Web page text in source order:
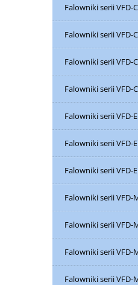
Falowniki serii VFD-
Falowniki serii VFD-
Falowniki serii VFD-
Falowniki serii VFD-
Falowniki serii VFD-E
Falowniki serii VFD-
Falowniki serii VFD-
Falowniki serii VFD-
Falowniki serii VFD-
Falowniki serii VFD-
Falowniki serii VFD-